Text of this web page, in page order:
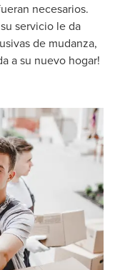
necesarios.
servicio le da
de mudanza,
a su nuevo hogar!